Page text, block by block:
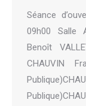
Séance
09h00 Salle
Benoît
CHAUVIN